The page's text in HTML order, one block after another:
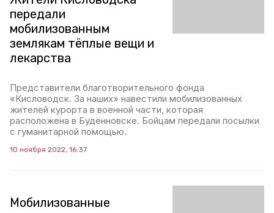
передали
мобилизованным
землякам тёплые вещи и
лекарства
Представители благотворительного фонда
«Кисловодск. За наших» навестили мобилизованных
жителей курорта в военной части, которая
расположена в Будённовске. Бойцам передали посылки
с гуманитарной помощью.
10 ноября 2022, 16:37
Мобилизованные